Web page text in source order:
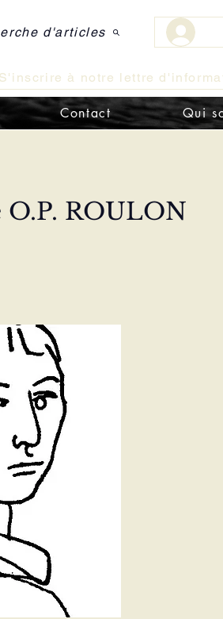
d'articles
S'inscrire à notre lettre
Contact Qui
ROULON